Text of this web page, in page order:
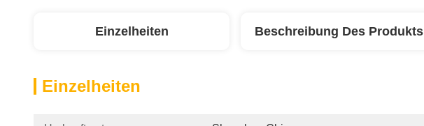
Einzelheiten Beschreibung Des Produkts
Einzelheiten